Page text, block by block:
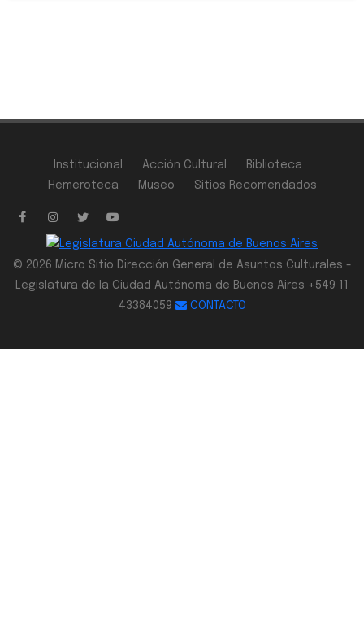
Institucional Acción Cultural
Biblioteca
Hemeroteca
Museo Sitios Recomendados
© 2026 Micro Sitio Dirección General de Asuntos Culturales -
Legislatura de la Ciudad Autónoma de Buenos Aires +549 11
43384059
CONTACTO